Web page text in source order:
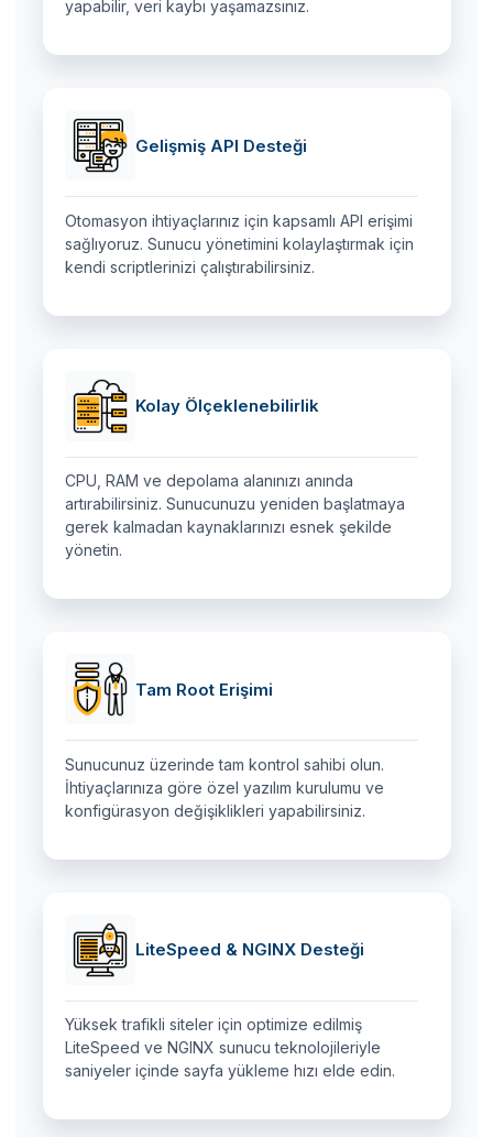
yapabilir, veri kaybı yaşamazsınız.
Gelişmiş API Desteği
Otomasyon ihtiyaçlarınız için kapsamlı API erişimi
sağlıyoruz. Sunucu yönetimini kolaylaştırmak için
kendi scriptlerinizi çalıştırabilirsiniz.
Kolay Ölçeklenebilirlik
CPU, RAM ve depolama alanınızı anında
artırabilirsiniz. Sunucunuzu yeniden başlatmaya
gerek kalmadan kaynaklarınızı esnek şekilde
yönetin.
Tam Root Erişimi
Sunucunuz üzerinde tam kontrol sahibi olun.
İhtiyaçlarınıza göre özel yazılım kurulumu ve
konfigürasyon değişiklikleri yapabilirsiniz.
LiteSpeed & NGINX Desteği
Yüksek trafikli siteler için optimize edilmiş
LiteSpeed ve NGINX sunucu teknolojileriyle
saniyeler içinde sayfa yükleme hızı elde edin.